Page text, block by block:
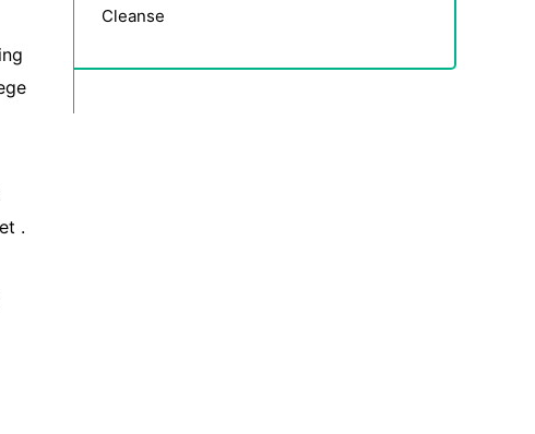
.
Cleanse